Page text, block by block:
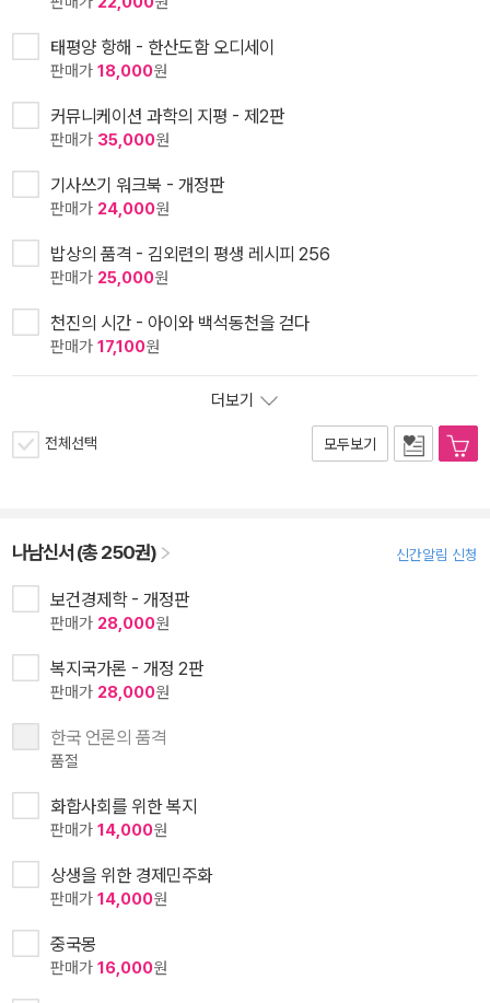
태평양 항해 - 한산도함 오디세이
판매가 18,000원
커뮤니케이션 과학의 지평 - 제2판
판매가 35,000원
기사쓰기 워크북 - 개정판
판매가 24,000원
밥상의 품격 - 김외련의 평생 레시피 256
판매가 25,000원
천진의 시간 - 아이와 백석동천을 걷다
판매가 17,100원
더보기
전체선택 모두보기
나남신서 (총 250권) 신간알림 신청
보건경제학 - 개정판
판매가 28,000원
복지국가론 - 개정 2판
판매가 28,000원
한국 언론의 품격
품절
화합사회를 위한 복지
판매가 14,000원
상생을 위한 경제민주화
판매가 14,000원
중국몽
판매가 16,000원